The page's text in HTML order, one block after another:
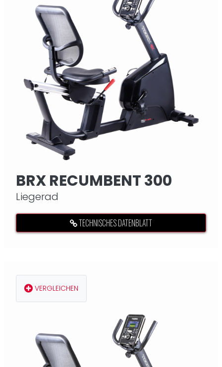
BRX RECUMBENT 300
Liegerad
TECHNISCHES DATENBLATT
VERGLEICHEN